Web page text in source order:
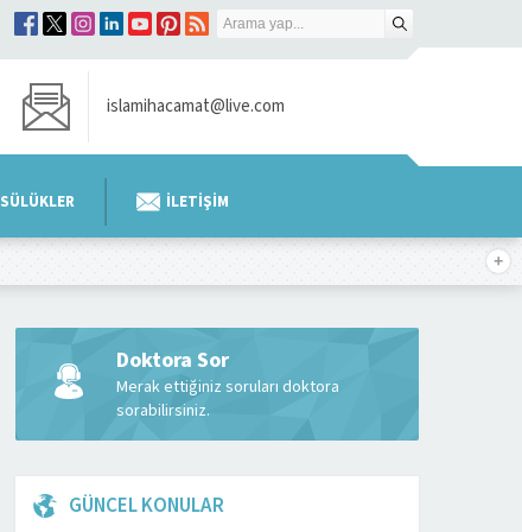
islamihacamat@live.com
SÜLÜKLER İLETİŞİM
Doktora Sor
Merak ettiğiniz soruları doktora
sorabilirsiniz.
GÜNCEL KONULAR